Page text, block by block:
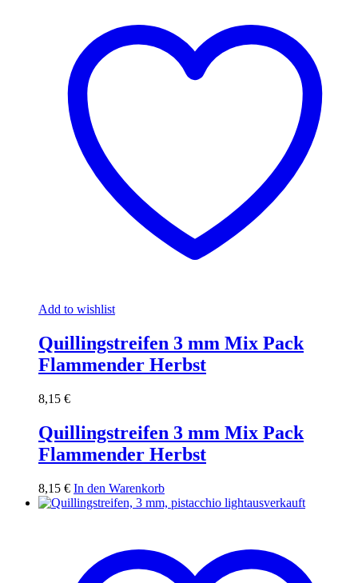
Add to wishlist
Quillingstreifen 3 mm Mix Pack
Flammender Herbst
8,15 €
Quillingstreifen 3 mm Mix Pack
Flammender Herbst
8,15 € In den Warenkorb
ausverkauft